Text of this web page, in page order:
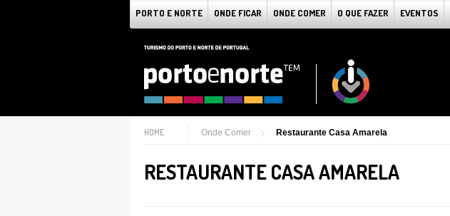
PORTO E NORTE ONDE FICAR ONDE COMER O QUE FAZER EVENTOS
HOME Onde Comer Restaurante Casa Amarela
RESTAURANTE CASA AMARELA